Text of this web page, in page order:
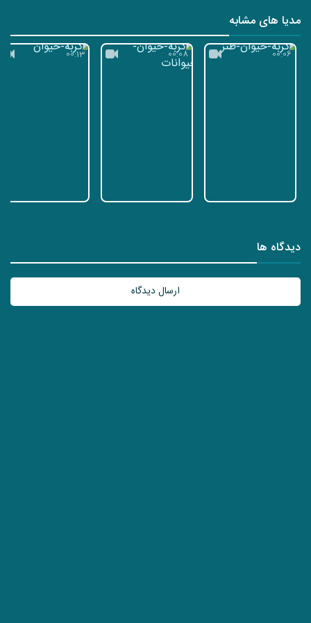
مدیا های مشابه
00:06
00:08
00:13
دیدگاه ها
ارسال دیدگاه